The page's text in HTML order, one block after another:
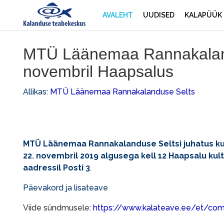
AVALEHT UUDISED KALAPÜÜK
MTÜ Läänemaa
novembril Haapsalus
Allikas: MTÜ Läänemaa Rannakalanduse Selts
MTÜ Läänemaa Rannakalanduse Seltsi juhatus
22. novembril 2019 algusega kell 12 Haapsalu
aadressil Posti 3.
Päevakord ja lisateave
Viide sündmusele: https://www.kalateave.ee/et/